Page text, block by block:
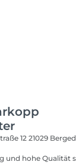
12 21029
und hohe Qualität